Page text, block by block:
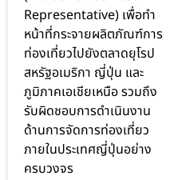
Representative) เพื่อทำ
หน้าที่กระจายผลิตภัณฑ์การ
ท่องเที่ยวไปยังตลาดยุโรป
สหรัฐอเมริกา ญี่ปุ่น และ
ภูมิภาคเอเชียเหนือ รวมถึง
รับผิดชอบการดำเนินงาน
ด้านการจัดการท่องเที่ยว
ภายในประเทศญี่ปุ่นอย่าง
ครบวงจร